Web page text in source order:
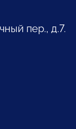
пер., д.7.